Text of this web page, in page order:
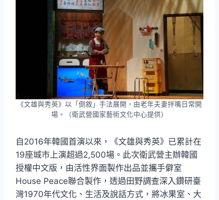
《文雄與秀英》以「倒敘」手法展開，由老年夫妻拌嘴日常開
場。（衛武營國家藝術文化中心提供）
自2016年韓國首演以來，《文雄與秀英》已累計在
19座城市上演超過2,500場。此次衛武營主辦韓國
授權中文版，由活性界面製作出品並攜手僻室
House Peace聯合製作，透過田野調查深入鑽研臺
灣1970年代文化、生活及說話方式，將冰果室、大